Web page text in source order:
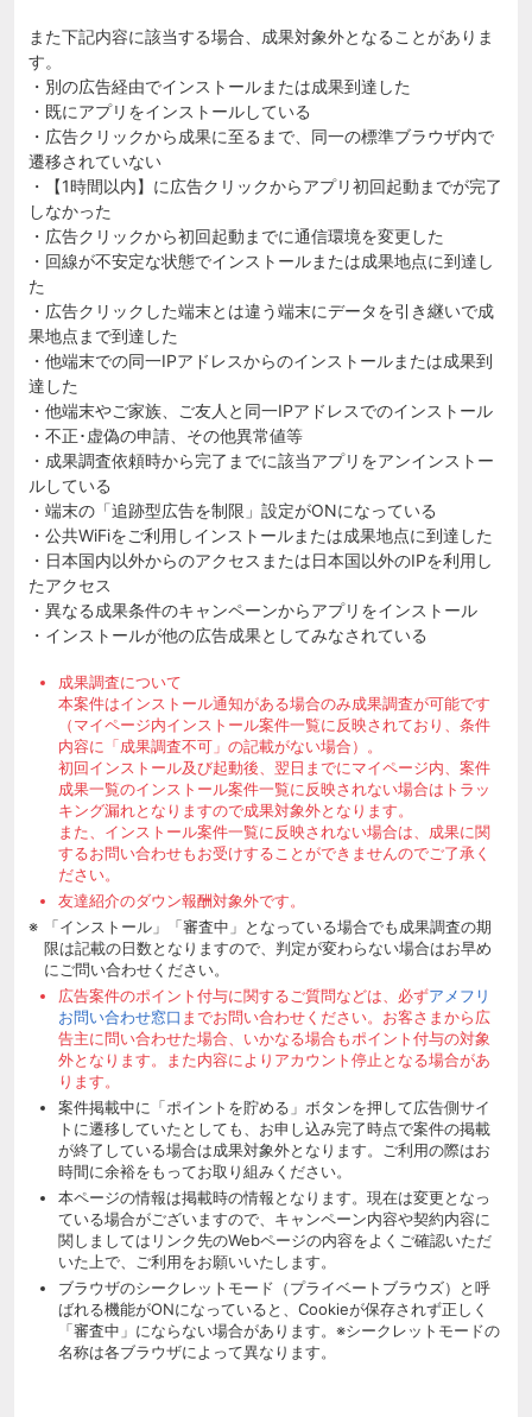
また下記内容に該当する場合、成果対象外となることがありま
す。
・別の広告経由でインストールまたは成果到達した
・既にアプリをインストールしている
・広告クリックから成果に至るまで、同一の標準ブラウザ内で
遷移されていない
・【1時間以内】に広告クリックからアプリ初回起動までが完了
しなかった
・広告クリックから初回起動までに通信環境を変更した
・回線が不安定な状態でインストールまたは成果地点に到達し
た
・広告クリックした端末とは違う端末にデータを引き継いで成
果地点まで到達した
・他端末での同一IPアドレスからのインストールまたは成果到
達した
・他端末やご家族、ご友人と同一IPアドレスでのインストール
・不正･虚偽の申請、その他異常値等
・成果調査依頼時から完了までに該当アプリをアンインストー
ルしている
・端末の「追跡型広告を制限」設定がONになっている
・公共WiFiをご利用しインストールまたは成果地点に到達した
・日本国内以外からのアクセスまたは日本国以外のIPを利用し
たアクセス
・異なる成果条件のキャンペーンからアプリをインストール
・インストールが他の広告成果としてみなされている
成果調査について
本案件はインストール通知がある場合のみ成果調査が可能です
（マイページ内インストール案件一覧に反映されており、条件
内容に「成果調査不可」の記載がない場合）。
初回インストール及び起動後、翌日までにマイページ内、案件
成果一覧のインストール案件一覧に反映されない場合はトラッ
キング漏れとなりますので成果対象外となります。
また、インストール案件一覧に反映されない場合は、成果に関
するお問い合わせもお受けすることができませんのでご了承く
ださい。
友達紹介のダウン報酬対象外です。
「インストール」「審査中」となっている場合でも成果調査の期
限は記載の日数となりますので、判定が変わらない場合はお早め
にご問い合わせください。
広告案件のポイント付与に関するご質問などは、必ずアメフリ
お問い合わせ窓口 までお問い合わせください。お客さまから広
告主に問い合わせた場合、いかなる場合もポイント付与の対象
外となります。また内容によりアカウント停止となる場合があ
ります。
案件掲載中に「ポイントを貯める」ボタンを押して広告側サイ
トに遷移していたとしても、お申し込み完了時点で案件の掲載
が終了している場合は成果対象外となります。ご利用の際はお
時間に余裕をもってお取り組みください。
本ページの情報は掲載時の情報となります。現在は変更となっ
ている場合がございますので、キャンペーン内容や契約内容に
関しましてはリンク先のWebページの内容をよくご確認いただ
いた上で、ご利用をお願いいたします。
ブラウザのシークレットモード（プライベートブラウズ）と呼
ばれる機能がONになっていると、Cookieが保存されず正しく
「審査中」にならない場合があります。※シークレットモードの
名称は各ブラウザによって異なります。